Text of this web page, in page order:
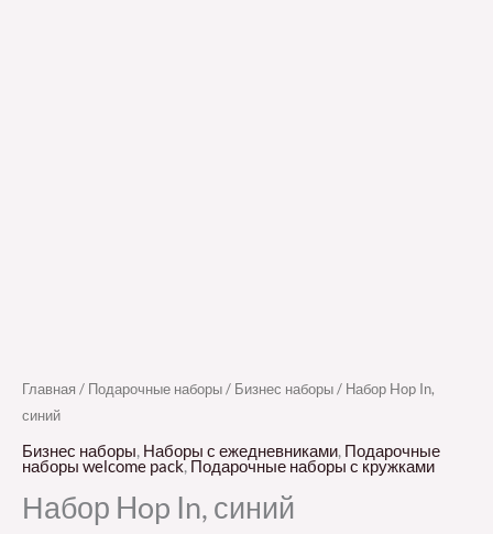
Главная / Подарочные наборы/ Бизнес наборы/ Набор Hop In,
синий
Бизнес наборы, Наборы с ежедневниками, Подарочные
наборы welcome pack, Подарочные наборы с кружками
Набор Hop In, синий